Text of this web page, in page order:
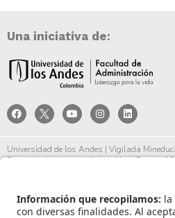
Una iniciativa de:
Universidad de los Andes | Vigilada
Reconocimiento como Universidad: Decreto